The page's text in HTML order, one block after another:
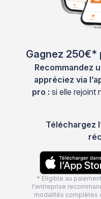
Gagnez 250€*
Recommandez
appréciez via
pro : si elle rejoint
Téléchargez
* Eligible au
l'entreprise
modalités complètes